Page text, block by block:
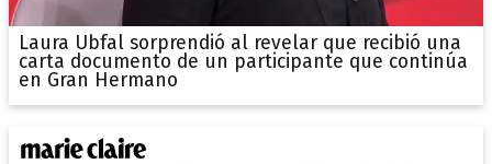
Laura Ubfal sorprendió al revelar que recibió una
carta documento de un participante que continúa
en Gran Hermano